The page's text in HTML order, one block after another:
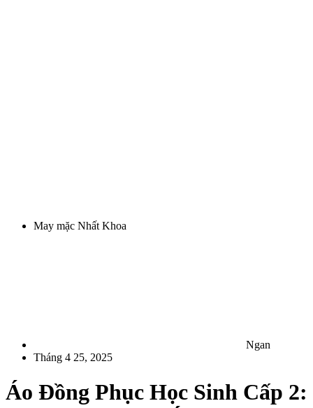
May mặc Nhất Khoa
Ngan
Tháng 4 25, 2025
Áo Đồng Phục Học Sinh Cấp 2: